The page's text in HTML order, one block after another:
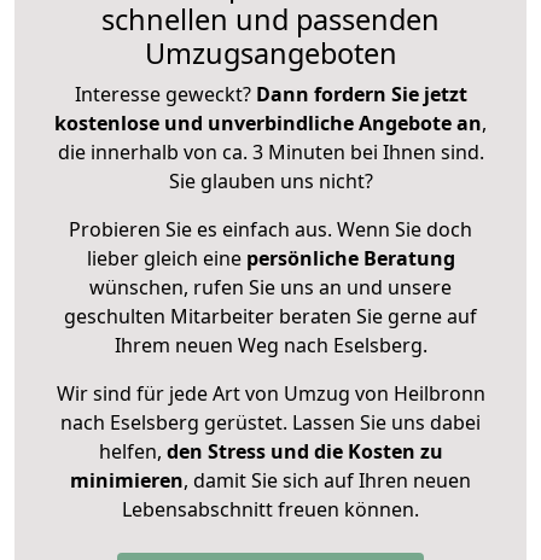
schnellen und passenden
Umzugsangeboten
Interesse geweckt? Dann fordern Sie jetzt
kostenlose und unverbindliche Angebote an,
die innerhalb von ca. 3 Minuten bei Ihnen sind.
Sie glauben uns nicht?
Probieren Sie es einfach aus. Wenn Sie doch
lieber gleich eine persönliche Beratung
wünschen, rufen Sie uns an und unsere
geschulten Mitarbeiter beraten Sie gerne auf
Ihrem neuen Weg nach Eselsberg.
Wir sind für jede Art von Umzug von Heilbronn
nach Eselsberg gerüstet. Lassen Sie uns dabei
helfen, den Stress und die Kosten zu
minimieren, damit Sie sich auf Ihren neuen
Lebensabschnitt freuen können.